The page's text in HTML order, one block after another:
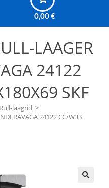
0,00€
LAAGER
24122
SKF
Rull-laagrid >
24122 CC/W33